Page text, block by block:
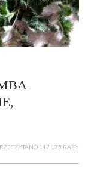
117 175 RAZY